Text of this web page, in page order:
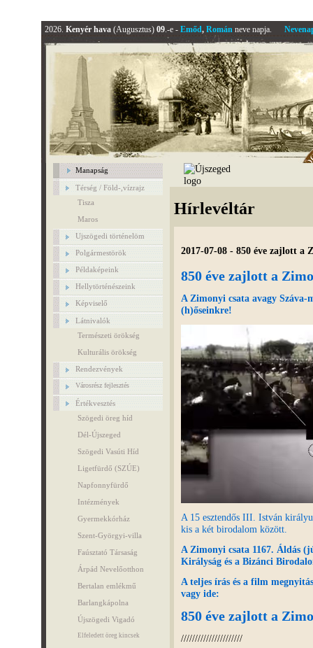
2026. Kenyér hava (Augusztus) 09.-e - Emőd, Románneve napja.
Manapság
Térség / Föld-,vízrajz
Tisza
Maros
Ujszögedi történelöm
Polgármestörök
Példaképeink
Hellytörténészeink
Képviselő
Látnivalók
Természeti örökség
Kulturális örökség
Rendezvények
Városrész fejlesztés
Értékvesztés
Szögedi öreg híd
Dél-Újszeged
Szögedi Vasúti Híd
Ligetfürdő (SZÚE)
Napfonnyfürdő
Intézmények
Gyermekkórház
Szent-Györgyi-villa
Faúsztató Társaság
Árpád Nevelőotthon
Bertalan emlékmű
Barlangkápolna
Újszögedi Vigadó
Elfeledett öreg kincsek
Hírlevéltár
2017-07-08 - 850 éve zajlott a
850 éve zajlott a
A Zimonyi csata avagy
(h)őseinkre!
A 15 esztendős III. István
kis a két birodalom között.
A Zimonyi csata 1167. Áldás
Királyság és a Bizánci
A teljes írás és a film
vagy ide:
850 éve zajlott a
//////////////////////